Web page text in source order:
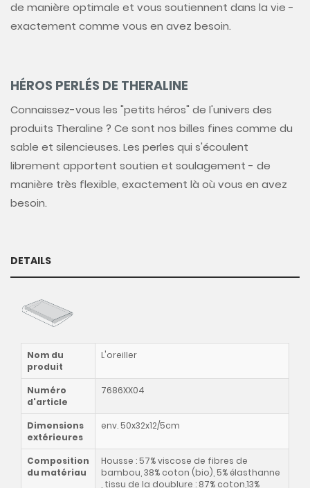
de manière optimale et vous soutiennent dans la vie -
exactement comme vous en avez besoin.
HÉROS PERLÉS DE THERALINE
Connaissez-vous les "petits héros" de l'univers des
produits Theraline ? Ce sont nos billes fines comme du
sable et silencieuses. Les perles qui s'écoulent
librement apportent soutien et soulagement - de
manière très flexible, exactement là où vous en avez
besoin.
DETAILS
Nom du
produit
L'oreiller
Numéro
d'article
7686XX04
Dimensions
extérieures
env. 50x32x12/5cm
Composition
du matériau
Housse : 57% viscose de fibres de
bambou, 38% coton (bio), 5% élasthanne
, tissu de la doublure : 87% coton,13%